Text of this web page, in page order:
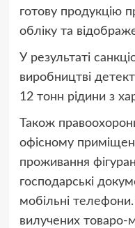
готову продукцію
обліку та
У результаті
виробництві
12 тонн рідини з
Також
офісному
проживання
господарські
мобільні телефони.
вилучених товаро-